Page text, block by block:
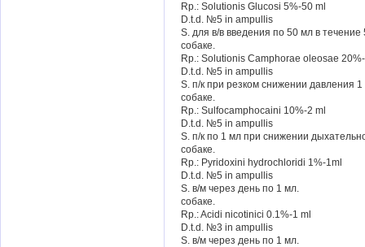
Rp.: Solutionis Glucosi 5%-50 ml
D.t.d. №5 in ampullis
S. для в/в введения по 50 мл в течение
собаке.
Rp.: Solutionis Camphorae oleosae
D.t.d. №5 in ampullis
S. п/к при резком снижении давления
собаке.
Rp.: Sulfocamphocaini 10%-2 ml
D.t.d. №5 in ampullis
S. п/к по 1 мл при снижении
собаке.
Rp.: Pyridoxini hydrochloridi 1%-1ml
D.t.d. №5 in ampullis
S. в/м через день по 1 мл.
собаке.
Rp.: Acidi nicotinici 0.1%-1 ml
D.t.d. №3 in ampullis
S. в/м через день по 1 мл.